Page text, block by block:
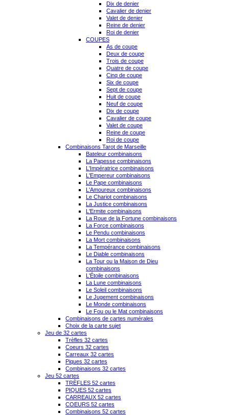
Dix de denier
Cavalier de denier
Valet de denier
Reine de denier
Roi de denier
COUPES
As de coupe
Deux de coupe
Trois de coupe
Quatre de coupe
Cinq de coupe
Six de coupe
Sept de coupe
Huit de coupe
Neuf de coupe
Dix de coupe
Cavalier de coupe
Valet de coupe
Reine de coupe
Roi de coupe
Combinaisons Tarot de Marseille
Bateleur combinaisons
La Papesse combinaisons
L'Impératrice combinaisons
L'Empereur combinaisons
Le Pape combinaisons
L'Amoureux combinaisons
Le Chariot combinaisons
La Justice combinaisons
L'Ermite combinaisons
La Roue de la Fortune combinaisons
La Force combinaisons
Le Pendu combinaisons
La Mort combinaisons
La Tempérance combinaisons
Le Diable combinaisons
La Tour ou la Maison de Dieu
combinaisons
L'Étoile combinaisons
La Lune combinaisons
Le Soleil combinaisons
Le Jugement combinaisons
Le Monde combinaisons
Le Fou ou le Mat combinaisons
Combinaisons de cartes numérales
Choix de la carte sujet
Jeu de 32 cartes
Trèfles 32 cartes
Coeurs 32 cartes
Carreaux 32 cartes
Piques 32 cartes
Combinaisons 32 cartes
Jeu 52 cartes
TRÈFLES 52 cartes
PIQUES 52 cartes
CARREAUX 52 cartes
COEURS 52 cartes
Combinaisons 52 cartes